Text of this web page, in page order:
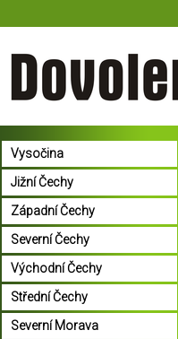
Vysočina
Jižní Čechy
Západní Čechy
Severní Čechy
Východní Čechy
Střední Čechy
Severní Morava